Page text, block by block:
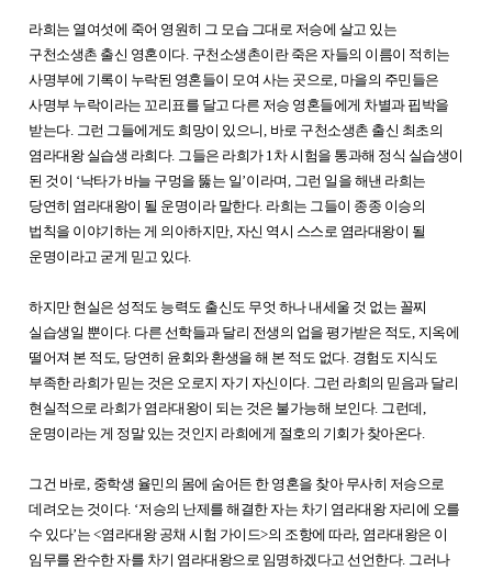
라희는 열여섯에 죽어 영원히 그 모습 그대로 저승에 살고 있는
구천소생촌 출신 영혼이다. 구천소생촌이란 죽은 자들의 이름이 적히는
사명부에 기록이 누락된 영혼들이 모여 사는 곳으로 마을의 주민들은
사명부 누락이라는 꼬리표를 달고 다른 저승 영혼들에게 차별과 핍박을
받는다. 그런 그들에게도 희망이 있으니 바로 구천소생촌 출신 최초의
염라대왕 실습생 라희다. 그들은 라희가 1 차 시험을 통과해 정식 실습생이
된 것이 ‘낙타가 바늘 구멍을 뚫는 일’이라며
그런 일을 해낸 라희는
당연히 염라대왕이 될 운명이라 말한다. 라희는 그들이 종종 이승의
법칙을 이야기하는 게 의아하지만, 자신 역시 스스로 염라대왕이 될
운명이라고 굳게 믿고 있다.
하지만 현실은 성적도 능력도 출신도 무엇 하나 내세울 것 없는 꼴찌
실습생일 뿐이다. 다른 선학들과 달리 전생의 업을 평가받은 적도 지옥에
떨어져 본 적도 당연히 윤회와 환생을 해 본 적도 없다. 경험도 지식도
부족한 라희가 믿는 것은 오로지 자기 자신이다. 그런 라희의 믿음과 달리
현실적으로 라희가 염라대왕이 되는 것은 불가능해 보인다. 그런데
운명이라는 게 정말 있는 것인지 라희에게 절호의 기회가 찾아온다.
그건 바로 중학생 율민의 몸에 숨어든 한 영혼을 찾아 무사히 저승으로
데려오는 것이다. ‘저승의 난제를 해결한 자는 차기 염라대왕 자리에 오를
수 있다’는<염라대왕 공채 시험 가이드>의 조항에 따라, 염라대왕은 이
임무를 완수한 자를 차기 염라대왕으로 임명하겠다고 선언한다. 그러나